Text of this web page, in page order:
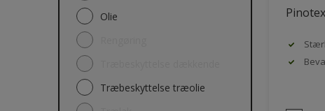
Olie
Træbeskyttelse træolie